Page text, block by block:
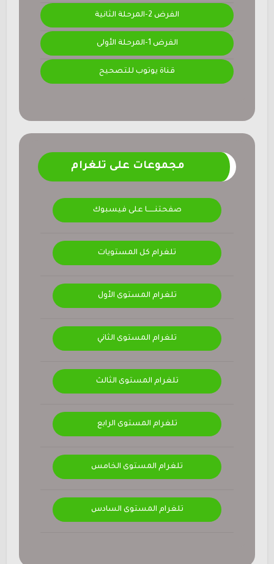
الفرض 2-المرحلة الثانية
الفرض 1-المرحلة الأولى
قناة يوتوب للتصحيح
مجموعات على تلغرام
صفحتنــــــا على فيسبوك
تلغرام كل المستويات
تلغرام المستوى الأول
تلغرام المستوى الثاني
تلغرام المستوى الثالث
تلغرام المستوى الرابع
تلغرام المستوى الخامس
تلغرام المستوى السادس